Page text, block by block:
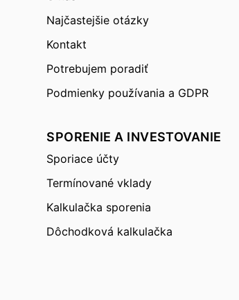
Najčastejšie otázky
Kontakt
Potrebujem poradiť
Podmienky používania a GDPR
SPORENIE A INVESTOVANIE
Sporiace účty
Termínované vklady
Kalkulačka sporenia
Dôchodková kalkulačka